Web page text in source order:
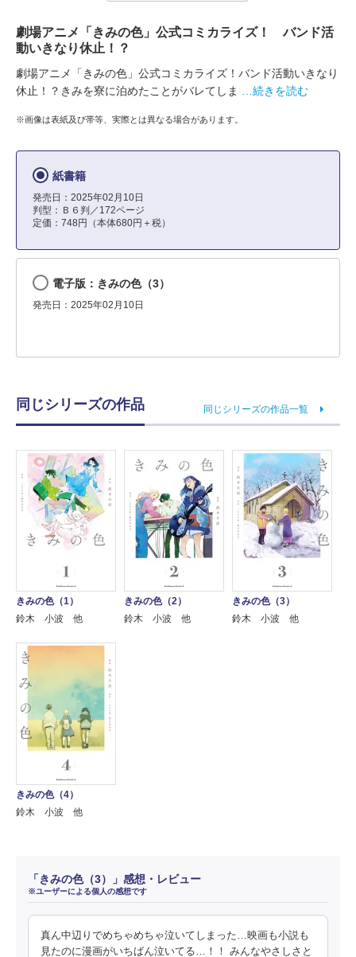
劇場アニメ「きみの色」公式コミカライズ！ バンド活
動いきなり休止！？
劇場アニメ「きみの色」公式コミカライズ！バンド活動いきなり
休止！？きみを寮に泊めたことがバレてしま
…続きを読む
※画像は表紙及び帯等、実際とは異なる場合があります。
紙書籍
発売日：2025年02月10日
判型：Ｂ６判／172ページ
定価：748円（本体680円＋税）
電子版：きみの色（3）
発売日：2025年02月10日
同じシリーズの作品 同じシリーズの作品一覧
きみの色（1）
鈴木 小波 他
きみの色（2）
鈴木 小波 他
きみの色（3）
鈴木 小波 他
きみの色（4）
鈴木 小波 他
「きみの色（3）」感想・レビュー
※ユーザーによる個人の感想です
真ん中辺りでめちゃめちゃ泣いてしまった…映画も小説も
見たのに漫画がいちばん泣いてる…！！ みんなやさしさと